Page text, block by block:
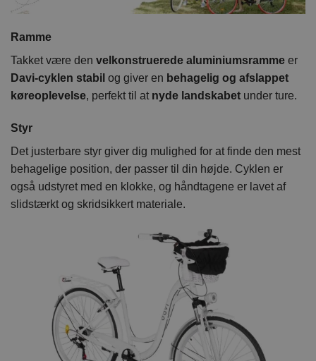
Ramme
Takket være den velkonstruerede aluminiumsramme er
Davi-cyklen stabil og giver en behagelig og afslappet
køreoplevelse, perfekt til at nyde landskabet under ture.
Styr
Det justerbare styr giver dig mulighed for at finde den mest
behagelige position, der passer til din højde. Cyklen er
også udstyret med en klokke, og håndtagene er lavet af
slidstærkt og skridsikkert materiale.